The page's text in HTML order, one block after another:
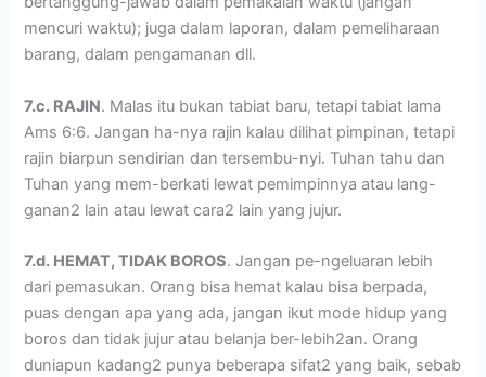
mencuri waktu); juga dalam laporan, dalam pemeliharaan
barang, dalam pengamanan dll.
7.c. RAJIN. Malas itu bukan tabiat baru, tetapi tabiat lama
Ams 6:6. Jangan ha-nya rajin kalau dilihat pimpinan, tetapi
rajin biarpun sendirian dan tersembu-nyi. Tuhan tahu dan
Tuhan yang mem-berkati lewat pemimpinnya atau lang-
ganan2 lain atau lewat cara2 lain yang jujur.
7.d. HEMAT, TIDAK BOROS. Jangan pe-ngeluaran lebih
dari pemasukan. Orang bisa hemat kalau bisa berpada,
puas dengan apa yang ada, jangan ikut mode hidup yang
boros dan tidak jujur atau belanja ber-lebih2an. Orang
duniapun kadang2 punya beberapa sifat2 yang baik, sebab